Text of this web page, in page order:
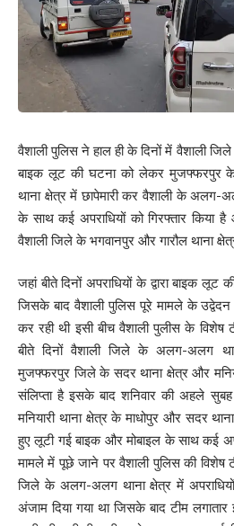
वैशाली पुलिस ने हाल ही के दिनों में वैशाली
बाइक लूट की घटना को लेकर मुजफ्फरपुर के
थाना क्षेत्र में छापेमारी कर वैशाली के अलग-
के साथ कई अपराधियों को गिरफ्तार किया
वैशाली जिले के भगवानपुर और गारौल थाना
जहां बीते दिनों अपराधियों के द्वारा बाइक लूट
जिसके बाद वैशाली पुलिस पूरे मामले के उद्वेदन
कर रही थी इसी बीच वैशाली पुलीस के विशेष
बीते दिनों वैशाली जिले के अलग-अलग
मुजफ्फरपुर जिले के सदर थाना क्षेत्र और
संलिप्ता है इसके बाद शनिवार की अहले
मनियारी थाना क्षेत्र के माधोपुर और सदर
हुए लूटी गई बाइक और मोबाइल के साथ कई
मामले में पूछे जाने पर वैशाली पुलिस की विशेष
जिले के अलग-अलग थाना क्षेत्र में अपराधियों
अंजाम दिया गया था जिसके बाद टीम लगातार